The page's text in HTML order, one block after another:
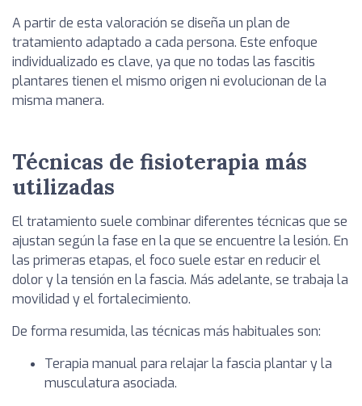
A partir de esta valoración se diseña un plan de
tratamiento adaptado a cada persona. Este enfoque
individualizado es clave, ya que no todas las fascitis
plantares tienen el mismo origen ni evolucionan de la
misma manera.
Técnicas de fisioterapia más
utilizadas
El tratamiento suele combinar diferentes técnicas que se
ajustan según la fase en la que se encuentre la lesión. En
las primeras etapas, el foco suele estar en reducir el
dolor y la tensión en la fascia. Más adelante, se trabaja la
movilidad y el fortalecimiento.
De forma resumida, las técnicas más habituales son:
Terapia manual para relajar la fascia plantar y la
musculatura asociada.